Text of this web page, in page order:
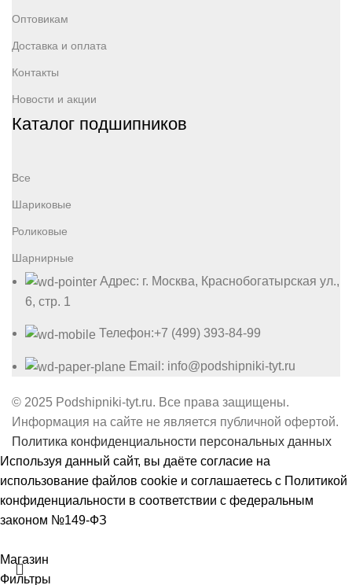
Оптовикам
Доставка и оплата
Контакты
Новости и акции
Каталог подшипников
Все
Шариковые
Роликовые
Шарнирные
Адрес: г. Москва, Краснобогатырская ул.,
6, стр. 1
Телефон:+7 (499) 393-84-99
Email: info@podshipniki-tyt.ru
© 2025 Podshipniki-tyt.ru. Все права защищены.
Информация на сайте не является публичной офертой.
Политика конфиденциальности персональных данных
Используя данный сайт, вы даёте согласие на
использование файлов cookie и соглашаетесь с Политикой
конфиденциальности в соответствии с федеральным
законом №149-ФЗ
Магазин
Фильтры